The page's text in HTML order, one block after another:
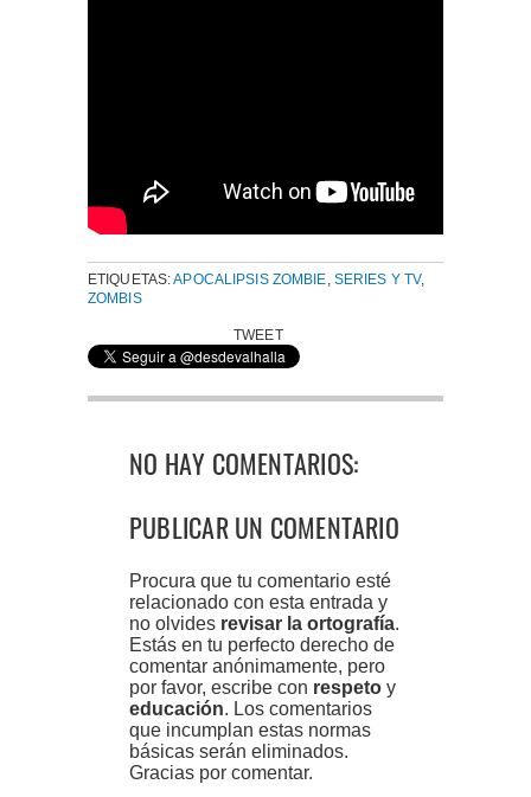
ETIQUETAS:APOCALIPSIS ZOMBIE, SERIES Y TV,
ZOMBIS
TWEET
NO HAY COMENTARIOS:
PUBLICAR UN COMENTARIO
Procura que tu comentario esté
relacionado con esta entrada y
no olvides revisar la ortografía.
Estás en tu perfecto derecho de
comentar anónimamente, pero
por favor, escribe con respeto y
educación. Los comentarios
que incumplan estas normas
básicas serán eliminados.
Gracias por comentar.